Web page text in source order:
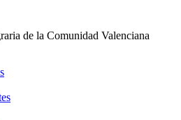
de la Comunidad Valenciana